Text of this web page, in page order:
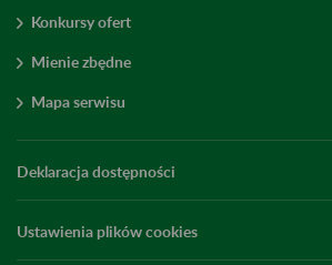
Konkursy ofert
Mienie zbędne
Mapa serwisu
Deklaracja dostępności
Ustawienia plików cookies